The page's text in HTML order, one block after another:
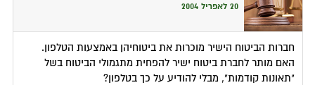
20 לאפריל 2004
חברות הביטוח הישיר מוכרות את ביטוחיהן באמצעות הטלפון.
האם מותר לחברת ביטוח ישיר להפחית מתגמולי הביטוח בשל
"תאונות קודמות", מבלי להודיע על כך בטלפון?